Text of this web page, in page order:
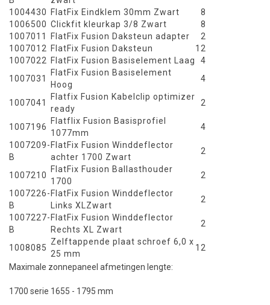
1004430
FlatFix Eindklem 30mm Zwart
8
1006500 Clickfit kleurkap 3/8 Zwart
8
1007011
FlatFix Fusion Daksteun adapter
2
1007012
FlatFix Fusion Daksteun
12
1007022
FlatFix Fusion Basiselement Laag
4
1007031
FlatFix Fusion Basiselement
Hoog
4
1007041
Flatfix Fusion Kabelclip optimizer
ready
2
1007196
Flatflix Fusion Basisprofiel
1077mm
4
1007209-
B
FlatFix Fusion Winddeflector
achter 1700 Zwart
2
1007210
FlatFix Fusion Ballasthouder
1700
2
1007226-
B
FlatFix Fusion Winddeflector
Links XLZwart
2
1007227-
B
FlatFix Fusion Winddeflector
Rechts XL Zwart
2
1008085
Zelftappende plaat schroef 6,0 x
25 mm
12
Maximale zonnepaneel afmetingen lengte:
1700 serie 1655 - 1795 mm